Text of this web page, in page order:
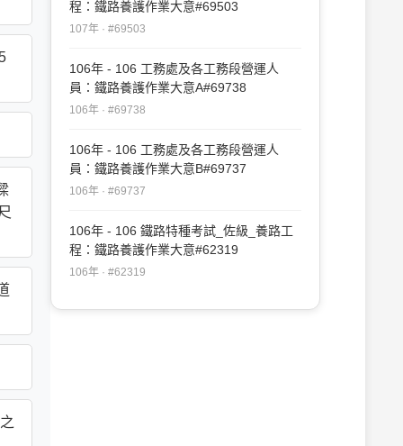
程：鐵路養護作業大意#69503
107年 · #69503
106年 - 106 工務處及各工務段營運人
員：鐵路養護作業大意A#69738
106年 · #69738
106年 - 106 工務處及各工務段營運人
員：鐵路養護作業大意B#69737
106年 · #69737
106年 - 106 鐵路特種考試_佐級_養路工
程：鐵路養護作業大意#62319
106年 · #62319